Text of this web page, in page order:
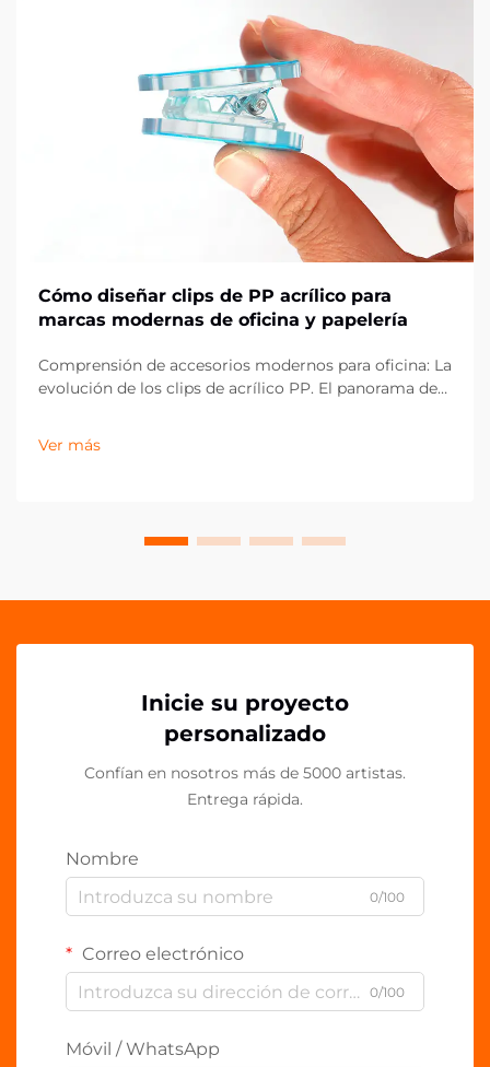
Cómo diseñar clips de PP acrílico para
marcas modernas de oficina y papelería
Comprensión de accesorios modernos para oficina: La
evolución de los clips de acrílico PP. El panorama de
drásticamente en la última década, con los clips de
acrílico PP emergiendo como un componente
Ver más
Inicie su proyecto
personalizado
Confían en nosotros más de 5000 artistas.
Entrega rápida.
Nombre
0/100
Correo electrónico
0/100
Móvil / WhatsApp